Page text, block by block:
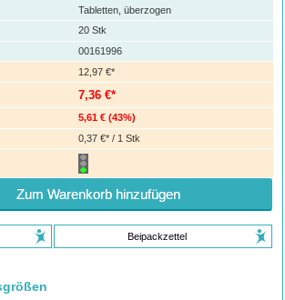
Tabletten, überzogen
20 Stk
00161996
12,97 €*
7,36 €*
5,61 € (43%)
0,37 €* / 1 Stk
Zum Warenkorb hinzufügen
Beipackzettel